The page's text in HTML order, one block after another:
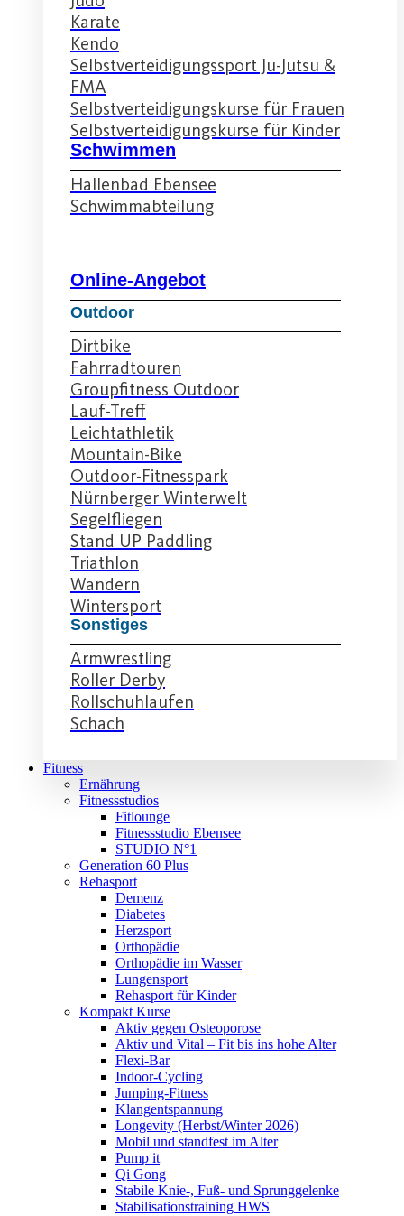
Karate
Kendo
Selbstverteidigungssport Ju-Jutsu &
FMA
Selbstverteidigungskurse für Frauen
Selbstverteidigungskurse für Kinder
Schwimmen
Hallenbad Ebensee
Schwimmabteilung
Online-Angebot
Outdoor
Dirtbike
Fahrradtouren
Groupfitness Outdoor
Lauf-Treff
Leichtathletik
Mountain-Bike
Outdoor-Fitnesspark
Nürnberger Winterwelt
Segelfliegen
Stand UP Paddling
Triathlon
Wandern
Wintersport
Sonstiges
Armwrestling
Roller Derby
Rollschuhlaufen
Schach
Fitness
Ernährung
Fitnessstudios
Fitlounge
Fitnessstudio Ebensee
STUDIO N°1
Generation 60 Plus
Rehasport
Demenz
Diabetes
Herzsport
Orthopädie
Orthopädie im Wasser
Lungensport
Rehasport für Kinder
Kompakt Kurse
Aktiv gegen Osteoporose
Aktiv und Vital – Fit bis ins hohe Alter
Flexi-Bar
Indoor-Cycling
Jumping-Fitness
Klangentspannung
Longevity (Herbst/Winter 2026)
Mobil und standfest im Alter
Pump it
Qi Gong
Stabile Knie-, Fuß- und Sprunggelenke
Stabilisationstraining HWS